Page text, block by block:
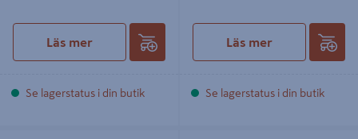
Läs mer
Se lagerstatus i din butik
Läs mer
Se lagerstatus i din butik